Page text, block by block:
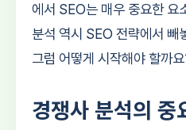
에서 SEO는 매우 중요한 요
분석 역시 SEO 전략에서 빼
그럼 어떻게 시작해야 할까
경쟁사 분석의 중